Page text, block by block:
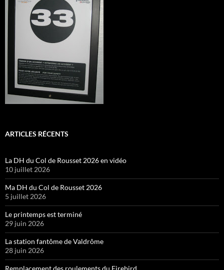
ARTICLES RÉCENTS
La DH du Col de Rousset 2026 en vidéo
10 juillet 2026
Ma DH du Col de Rousset 2026
5 juillet 2026
Le printemps est terminé
29 juin 2026
La station fantôme de Valdrôme
28 juin 2026